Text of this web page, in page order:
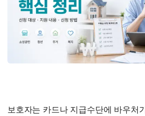
보호자는 카드나 지급수단에 바우처